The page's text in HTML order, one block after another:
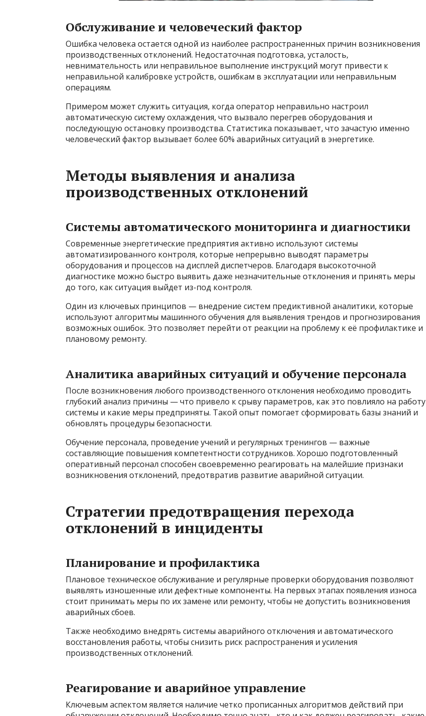
Обслуживание и человеческий фактор
Ошибка человека остается одной из наиболее распространенных причин возникновения
производственных отклонений. Недостаточная подготовка, усталость,
невнимательность или неправильное выполнение инструкций могут привести к
неправильной калибровке устройств, ошибкам в эксплуатации или неправильным
операциям.
Примером может служить ситуация, когда оператор неправильно настроил
автоматическую систему охлаждения, что вызвало перегрев оборудования и
последующую остановку производства. Статистика показывает, что зачастую именно
человеческий фактор вызывает более 60% аварийных ситуаций в энергетике.
Методы выявления и анализа
производственных отклонений
Системы автоматического мониторинга и диагностики
Современные энергетические предприятия активно используют системы
автоматизированного контроля, которые непрерывно выводят параметры
оборудования и процессов на дисплей диспетчеров. Благодаря высокоточной
диагностике можно быстро выявить даже незначительные отклонения и принять меры
до того, как ситуация выйдет из-под контроля.
Один из ключевых принципов — внедрение систем предиктивной аналитики, которые
используют алгоритмы машинного обучения для выявления трендов и прогнозирования
возможных ошибок. Это позволяет перейти от реакции на проблему к её профилактике и
плановому ремонту.
Аналитика аварийных ситуаций и обучение персонала
После возникновения любого производственного отклонения необходимо проводить
глубокий анализ причины — что привело к срыву параметров, как это повлияло на работу
системы и какие меры предприняты. Такой опыт помогает сформировать базы знаний и
обновлять процедуры безопасности.
Обучение персонала, проведение учений и регулярных тренингов — важные
составляющие повышения компетентности сотрудников. Хорошо подготовленный
оперативный персонал способен своевременно реагировать на малейшие признаки
возникновения отклонений, предотвратив развитие аварийной ситуации.
Стратегии предотвращения перехода
отклонений в инциденты
Планирование и профилактика
Плановое техническое обслуживание и регулярные проверки оборудования позволяют
выявлять изношенные или дефектные компоненты. На первых этапах появления износа
стоит принимать меры по их замене или ремонту, чтобы не допустить возникновения
аварийных сбоев.
Также необходимо внедрять системы аварийного отключения и автоматического
восстановления работы, чтобы снизить риск распространения и усиления
производственных отклонений.
Реагирование и аварийное управление
Ключевым аспектом является наличие четко прописанных алгоритмов действий при